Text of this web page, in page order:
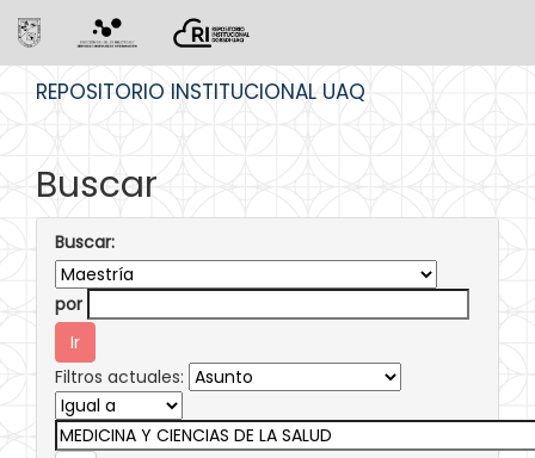
REPOSITORIO INSTITUCIONAL UAQ
Buscar
Buscar:
por
Filtros actuales: